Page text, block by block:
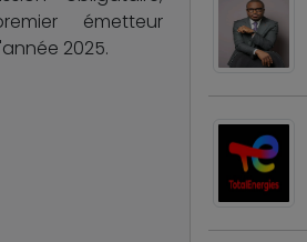
émetteur
2025.